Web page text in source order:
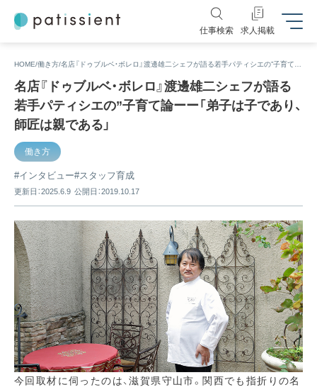
仕事検索 求人掲載
HOME 働き方
名店『ドゥブルベ・ボレロ』渡邊雄二シェフが語る
若手パティシエの”子育て論ーー「弟子は子であり、
師匠は親である」
働き方
インタビュー スタッフ育成
更新日：2025.6.9 公開日：2019.10.17
今回取材に伺ったのは、滋賀県守山市。関西でも指折りの名